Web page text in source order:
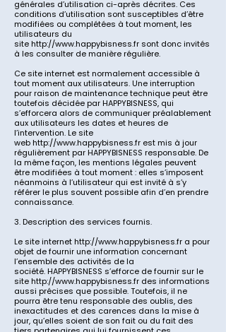
générales d’utilisation ci-après décrites. Ces
conditions d’utilisation sont susceptibles d’être
modifiées ou complétées à tout moment, les
utilisateurs du
site http://www.happybisness.fr sont donc invités
à les consulter de manière régulière.
Ce site internet est normalement accessible à
tout moment aux utilisateurs. Une interruption
pour raison de maintenance technique peut être
toutefois décidée par HAPPYBISNESS, qui
s’efforcera alors de communiquer préalablement
aux utilisateurs les dates et heures de
l’intervention. Le site
web http://www.happybisness.fr est mis à jour
régulièrement par HAPPYBISNESS responsable. De
la même façon, les mentions légales peuvent
être modifiées à tout moment : elles s’imposent
néanmoins à l’utilisateur qui est invité à s’y
référer le plus souvent possible afin d’en prendre
connaissance.
3. Description des services fournis.
Le site internet http://www.happybisness.fr a pour
objet de fournir une information concernant
l’ensemble des activités de la
société. HAPPYBISNESS s’efforce de fournir sur le
site http://www.happybisness.fr des informations
aussi précises que possible. Toutefois, il ne
pourra être tenu responsable des oublis, des
inexactitudes et des carences dans la mise à
jour, qu’elles soient de son fait ou du fait des